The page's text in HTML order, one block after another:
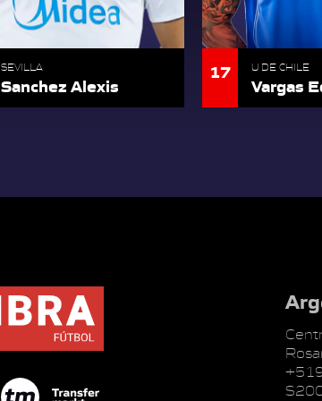
SEVILLA
Sanchez Alexis
17 U DE CHILE
Vargas